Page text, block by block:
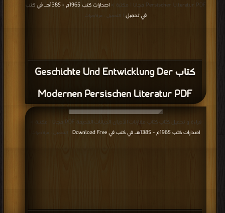
كتاب Geschichte Und Entwicklung Der
Modernen Persischen Literatur PDF
Persischen Literatur PDF مجانا | مكتبة >
اصدارات كتب 1965م - 1385هـ في كتب
في تحميل
| التحميل : مرة/مرات
قراءة و تحميل كتاب كتاب مقارنات الأديان الديانات القديمة PDF مجانا | مكتبة >
اصدارات كتب 1965م - 1385هـ في كتب في Download Free
| التحميل : مرة/مرات